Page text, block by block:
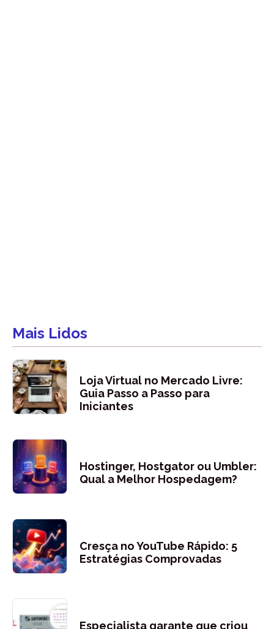
Mais Lidos
Loja Virtual no Mercado Livre:
Guia Passo a Passo para
Iniciantes
Hostinger, Hostgator ou Umbler:
Qual a Melhor Hospedagem?
Cresça no YouTube Rápido: 5
Estratégias Comprovadas
Especialista garante que criou